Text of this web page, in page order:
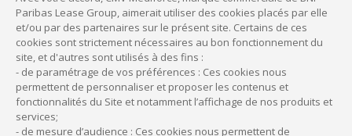
Le partage des frais en société de fait
Les règles de partage des dépenses n’étant, par hypothèse,
pas formalisées par des statuts, par un règlement intérieur
ou par un contrat, ce type d’association ne pose pas de
problèmes importants tant que les associés s’entendent bien
sur ce partage.
Paribas Lease Group, aimerait utiliser des cookies placés par elle
et/ou par des partenaires sur le présent site. Certains de ces
cookies sont strictement nécessaires au bon fonctionnement du
site, et d'autres sont utilisés à des fins :
- de paramétrage de vos préférences : Ces cookies nous
permettent de personnaliser et proposer les contenus et
fonctionnalités du Site et notamment l’affichage de nos produits et
services;
- de mesure d’audience : Ces cookies nous permettent de